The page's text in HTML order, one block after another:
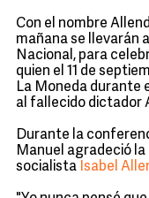
Con el nombre
mañana se llevarán
Nacional, para
quien el 11 de
La Moneda durante
al fallecido dictador
Durante la
Manuel agradeció
socialista Isabel